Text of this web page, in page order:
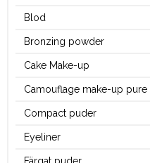
Blod
Bronzing powder
Cake Make-up
Camouflage make-up pure
Compact puder
Eyeliner